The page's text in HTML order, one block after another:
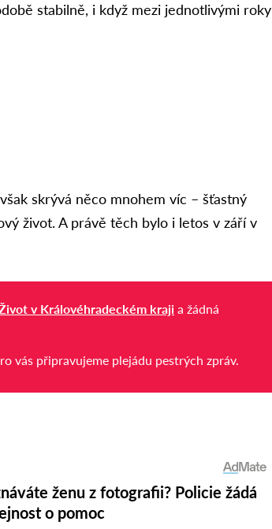
stabilně, i když mezi jednotlivými roky
skrývá něco mnohem víc – šťastný
život. A právě těch bylo i letos v září v
v Královéhradeckém kraji a žádná
vás připravujeme plejádu pestrých zpráv.